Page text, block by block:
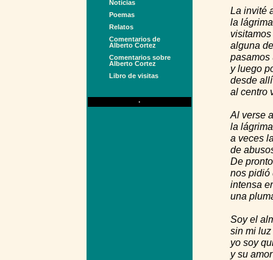
Noticias
Poemas
Relatos
Comentarios de
Alberto Cortez
Comentarios sobre
Alberto Cortez
Libro de visitas
·
La invité
la
alguna
pasamos
y luego
desde
al centro
Al verse
la
a veces
de
De
nos pidió
intensa
una
Soy el
sin mi
yo soy
y su